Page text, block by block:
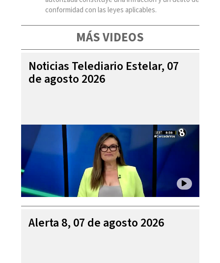
conformidad con las leyes aplicables.
MÁS VIDEOS
Noticias Telediario Estelar, 07
de agosto 2026
Alerta 8, 07 de agosto 2026